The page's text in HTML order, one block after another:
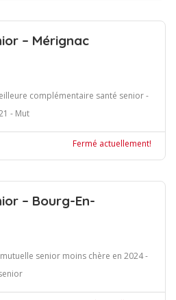
– Mérignac
complémentaire santé senior -
- Mut
Fermé actuellement!
– Bourg-En-
senior moins chère en 2024 -